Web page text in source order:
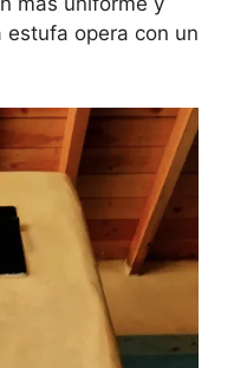
estufa opera con un